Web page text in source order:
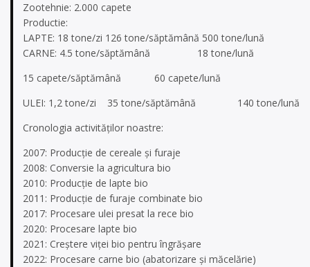
Zootehnie: 2.000 capete
Productie:
LAPTE: 18 tone/zi 126 tone/săptămână 500 tone/lună
CARNE: 4.5 tone/săptămână 18 tone/lună
15 capete/săptămână 60 capete/lună
ULEI: 1,2 tone/zi 35 tone/săptămână 140 tone/lună
Cronologia activităților noastre:
2007: Producție de cereale și furaje
2008: Conversie la agricultura bio
2010: Producție de lapte bio
2011: Producție de furaje combinate bio
2017: Procesare ulei presat la rece bio
2020: Procesare lapte bio
2021: Creștere viței bio pentru îngrășare
2022: Procesare carne bio (abatorizare și măcelărie)